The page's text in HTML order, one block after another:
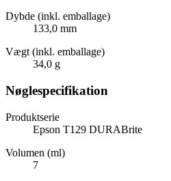
Dybde (inkl. emballage)
133,0 mm
Vægt (inkl. emballage)
34,0 g
Nøglespecifikation
Produktserie
Epson T129 DURABrite
Volumen (ml)
7